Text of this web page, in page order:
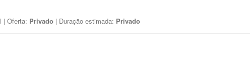
| Oferta: Privado | Duração estimada: Privado